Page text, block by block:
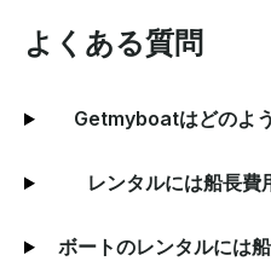
よくある質問
Getmyboatはどのよ
レンタルには船長費
ボートのレンタルには